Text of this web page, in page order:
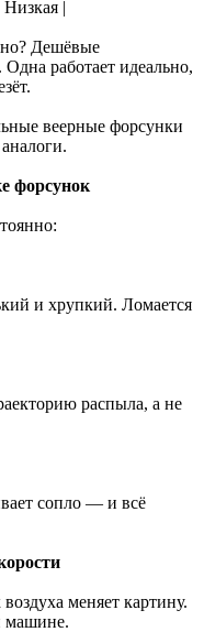
|
Дешёвые
работает идеально,
веерные форсунки
форсунок
и хрупкий. Ломается
распыла, а не
сопло — и всё
меняет картину.
машине.